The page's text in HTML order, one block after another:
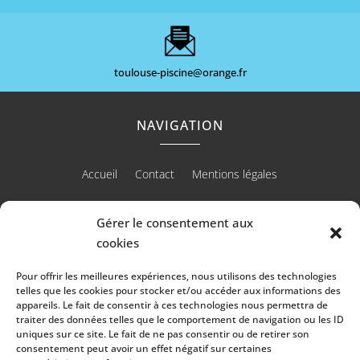
Gérer le consentement aux
cookies
Pour offrir les meilleures expériences, nous utilisons des technologies
telles que les cookies pour stocker et/ou accéder aux informations des
appareils. Le fait de consentir à ces technologies nous permettra de
traiter des données telles que le comportement de navigation ou les ID
uniques sur ce site. Le fait de ne pas consentir ou de retirer son
consentement peut avoir un effet négatif sur certaines
toulouse-piscine@orange.fr
NAVIGATION
Accueil Contact Mentions légales
RÉALISATION